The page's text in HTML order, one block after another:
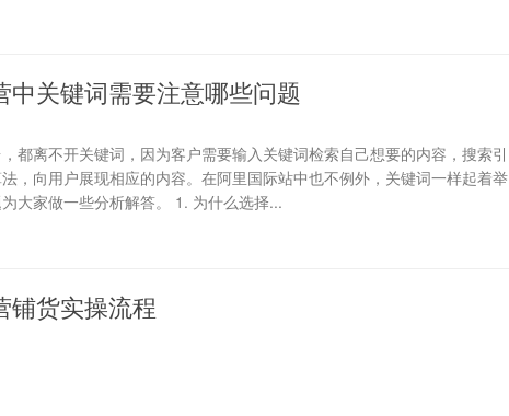
中关键词需要注意哪些问题
都离不开关键词，因为客户需要输入关键词检索自己想要的内容，搜索引
，向用户展现相应的内容。在阿里国际站中也不例外，关键词一样起着举
大家做一些分析解答。 1. 为什么选择...
铺货实操流程